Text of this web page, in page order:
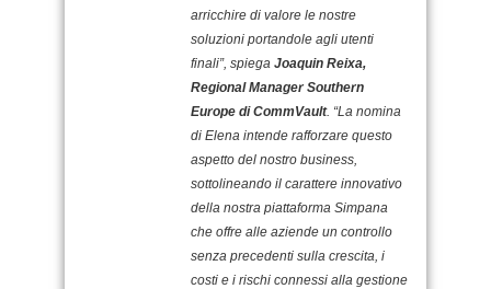
arricchire di valore le nostre
soluzioni portandole agli utenti
finali”, spiega Joaquin Reixa,
Regional Manager Southern
Europe di CommVault. “La nomina
di Elena intende rafforzare questo
aspetto del nostro business,
sottolineando il carattere innovativo
della nostra piattaforma Simpana
che offre alle aziende un controllo
senza precedenti sulla crescita, i
costi e i rischi connessi alla gestione